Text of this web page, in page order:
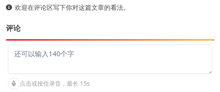
欢迎在评论区写下你对这篇文章的看法。
评论